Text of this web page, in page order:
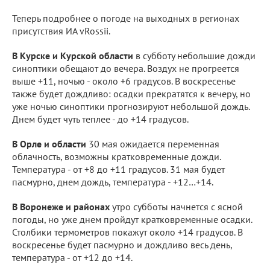
Теперь подробнее о погоде на выходных в регионах
присутствия ИА vRossii.
В Курске и Курской области в субботу небольшие дожди
синоптики обещают до вечера. Воздух не прогреется
выше +11, ночью - около +6 градусов. В воскресенье
также будет дождливо: осадки прекратятся к вечеру, но
уже ночью синоптики прогнозируют небольшой дождь.
Днем будет чуть теплее - до +14 градусов.
В Орле и области 30 мая ожидается переменная
облачность, возможны кратковременные дожди.
Температура - от +8 до +11 градусов. 31 мая будет
пасмурно, днем дождь, температура - +12…+14.
В Воронеже и районах утро субботы начнется с ясной
погоды, но уже днем пройдут кратковременные осадки.
Столбики термометров покажут около +14 градусов. В
воскресенье будет пасмурно и дождливо весь день,
температура - от +12 до +14.